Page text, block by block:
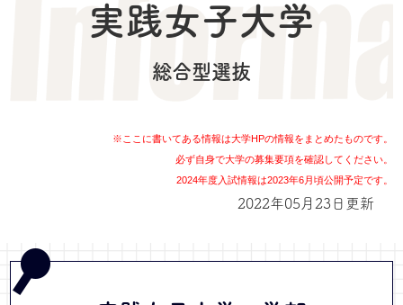
実践女子大学
総合型選抜
※ここに書いてある情報は大学HPの情報をまとめたものです。
必ず自身で大学の募集要項を確認してください。
2024年度入試情報は2023年6月頃公開予定です。
2022年05月23日更新